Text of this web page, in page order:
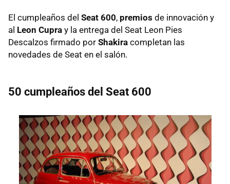
El cumpleaños del Seat 600, premios de innovación y
al Leon Cupra y la entrega del Seat Leon Pies
Descalzos firmado por Shakira completan las
novedades de Seat en el salón.
50 cumpleaños del Seat 600